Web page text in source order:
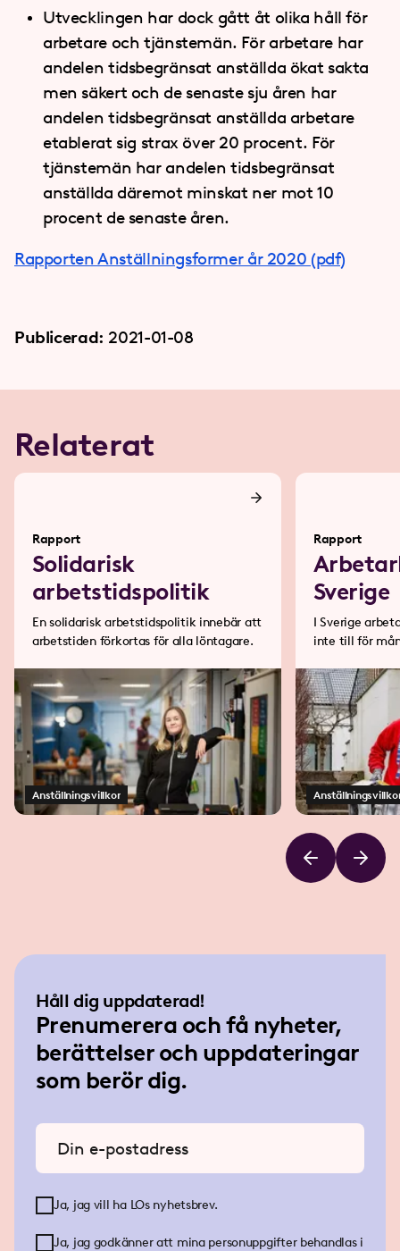
Utvecklingen har dock gått åt olika håll för
arbetare och tjänstemän. För arbetare har
andelen tidsbegränsat anställda ökat sakta
men säkert och de senaste sju åren har
andelen tidsbegränsat anställda arbetare
etablerat sig strax över 20 procent. För
tjänstemän har andelen tidsbegränsat
anställda däremot minskat ner mot 10
procent de senaste åren.
Rapporten Anställningsformer år 2020 (pdf)
Publicerad: 2021-01-08
Relaterat
Rapport
Solidarisk
arbetstidspolitik
En solidarisk arbetstidspolitik innebär att
arbetstiden förkortas för alla löntagare.
Anställningsvillkor
Rapport
Sverige
I Sverige
inte till för
Håll dig uppdaterad!
Prenumerera och få nyheter,
berättelser och uppdateringar
som berör dig.
Ange din e-postadress
Ja, jag vill ha LOs nyhetsbrev.
Ja, jag godkänner att mina personuppgifter behandlas i